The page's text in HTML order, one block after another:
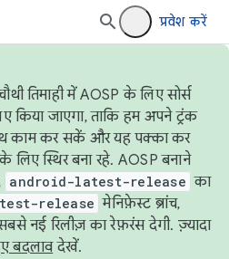
प्रवेश करें
तिमाही में AOSP के लिए सोर्स
किया जाएगा, ताकि हम अपने ट्रंक
काम कर सकें और यह पक्का कर
लिए स्थिर बना रहे. AOSP बनाने
android-latest-release का
release मेनिफ़ेस्ट ब्रांच,
नई रिलीज़ का रेफ़रंस देगी. ज़्यादा
बदलावदेखें.